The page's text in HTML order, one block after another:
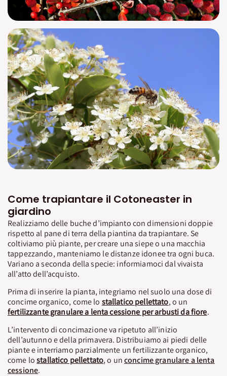
Come trapiantare il Cotoneaster in
giardino
Realizziamo delle buche d’impianto con dimensioni doppie
rispetto al pane di terra della piantina da trapiantare. Se
coltiviamo più piante, per creare una siepe o una macchia
tappezzando, manteniamo le distanze idonee tra ogni buca.
Variano a seconda della specie: informiamoci dal vivaista
all’atto dell’acquisto.
Prima di inserire la pianta, integriamo nel suolo una dose di
concime organico, come lo stallatico pellettato, o un
fertilizzante granulare a lenta cessione per arbusti da fiore.
L’intervento di concimazione va ripetuto all’inizio
dell’autunno e della primavera. Distribuiamo ai piedi delle
piante e interriamo parzialmente un fertilizzante organico,
come lostallatico pellettato, o unconcime granulare a lenta
cessione.